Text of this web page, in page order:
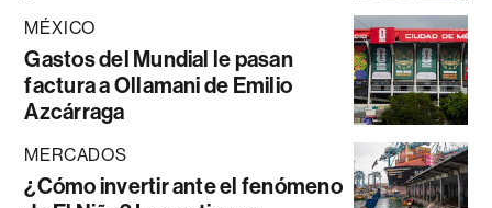
MÉXICO
Gastos del Mundial le pasan
factura a Ollamani de Emilio
Azcárraga
MERCADOS
¿Cómo invertir ante el fenómeno